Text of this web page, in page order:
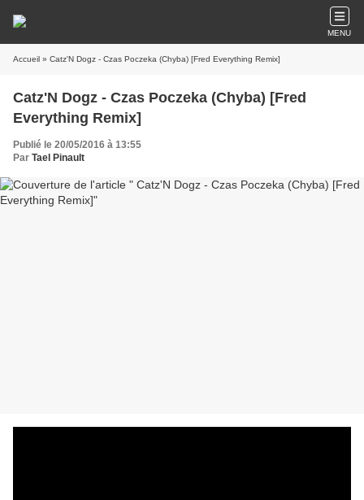
MENU
Accueil » Catz'N Dogz - Czas Poczeka (Chyba) [Fred Everything Remix]
Catz'N Dogz - Czas Poczeka (Chyba) [Fred
Everything Remix]
Publié le 20/05/2016 à 13:55
Par Tael Pinault